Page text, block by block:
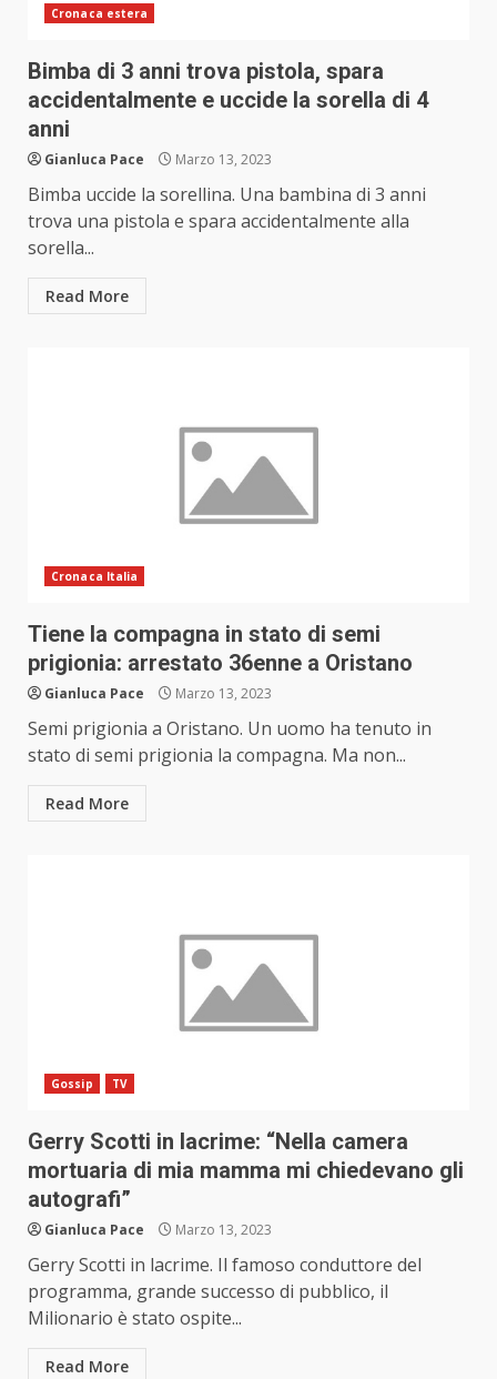
Cronaca estera
Bimba di 3 anni trova pistola, spara
accidentalmente e uccide la sorella di 4
anni
Gianluca Pace Marzo 13, 2023
Bimba uccide la sorellina. Una bambina di 3 anni
trova una pistola e spara accidentalmente alla
sorella...
Read More
Cronaca Italia
Tiene la compagna in stato di semi
prigionia: arrestato 36enne a Oristano
Gianluca Pace Marzo 13, 2023
Semi prigionia a Oristano. Un uomo ha tenuto in
stato di semi prigionia la compagna. Ma non...
Read More
Gossip TV
Gerry Scotti in lacrime: “Nella camera
mortuaria di mia mamma mi chiedevano gli
autografi”
Gianluca Pace Marzo 13, 2023
Gerry Scotti in lacrime. Il famoso conduttore del
programma, grande successo di pubblico, il
Milionario è stato ospite...
Read More